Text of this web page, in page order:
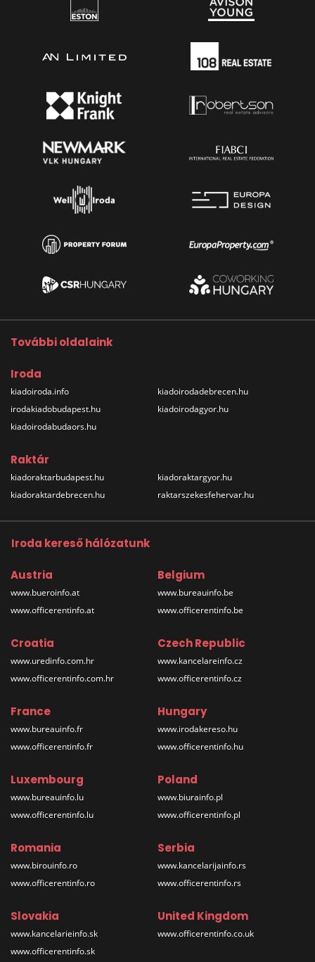
További oldalaink
Iroda
kiadoiroda.info
irodakiadobudapest.hu
kiadoirodabudaors.hu
kiadoirodadebrecen.hu
kiadoirodagyor.hu
Raktár
kiadoraktarbudapest.hu
kiadoraktardebrecen.hu
kiadoraktargyor.hu
raktarszekesfehervar.hu
Iroda kereső hálózatunk
Austria
www.bueroinfo.at
www.officerentinfo.at
Belgium
www.bureauinfo.be
www.officerentinfo.be
Croatia
www.uredinfo.com.hr
www.officerentinfo.com.hr
Czech Republic
www.kancelareinfo.cz
www.officerentinfo.cz
France
www.bureauinfo.fr
www.officerentinfo.fr
Hungary
www.irodakereso.hu
www.officerentinfo.hu
Luxembourg
www.bureauinfo.lu
www.officerentinfo.lu
Poland
www.biurainfo.pl
www.officerentinfo.pl
Romania
www.birouinfo.ro
www.officerentinfo.ro
Serbia
www.kancelarijainfo.rs
www.officerentinfo.rs
Slovakia
www.kancelarieinfo.sk
www.officerentinfo.sk
United Kingdom
www.officerentinfo.co.uk